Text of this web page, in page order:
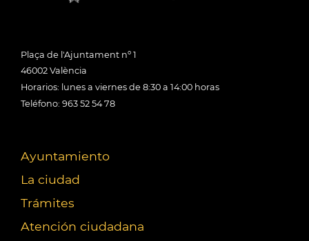
Plaça de l'Ajuntament nº 1
46002 València
Horarios: lunes a viernes de 8:30 a 14:00 horas
Teléfono: 963 52 54 78
Ayuntamiento
La ciudad
Trámites
Atención ciudadana